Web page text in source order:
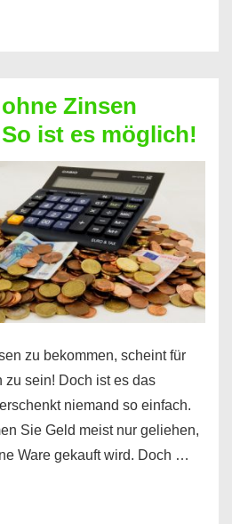
Zinsen
ist es möglich!
zu bekommen, scheint für
sein! Doch ist es das
niemand so einfach.
Sie Geld meist nur geliehen,
Ware gekauft wird. Doch …